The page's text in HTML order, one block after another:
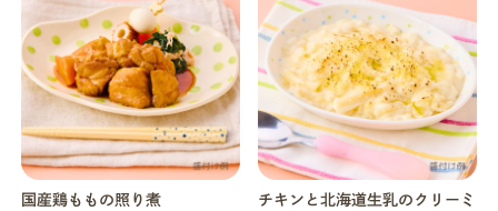
国産鶏ももの照り煮
チキンと北海道生乳のクリーミ